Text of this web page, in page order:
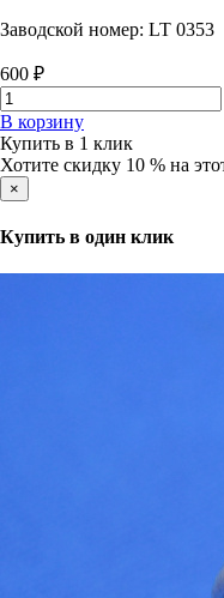
Заводской номер: LT 0353
600 ₽
В корзину
Купить в 1 клик
Хотите скидку 10 % на
×
Купить в один клик